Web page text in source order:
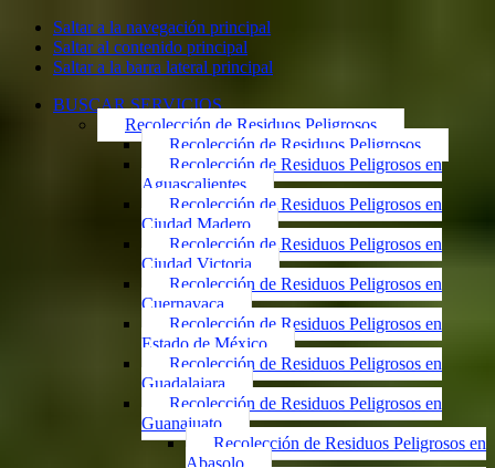
Saltar a la navegación principal
Saltar al contenido principal
Saltar a la barra lateral principal
BUSCAR SERVICIOS
Recolección de Residuos Peligrosos
Recolección de Residuos Peligrosos
Recolección de Residuos Peligrosos en
Aguascalientes
Recolección de Residuos Peligrosos en
Ciudad Madero
Recolección de Residuos Peligrosos en
Ciudad Victoria
Recolección de Residuos Peligrosos en
Cuernavaca
Recolección de Residuos Peligrosos en
Estado de México
Recolección de Residuos Peligrosos en
Guadalajara
Recolección de Residuos Peligrosos en
Guanajuato
Recolección de Residuos Peligrosos en
Abasolo